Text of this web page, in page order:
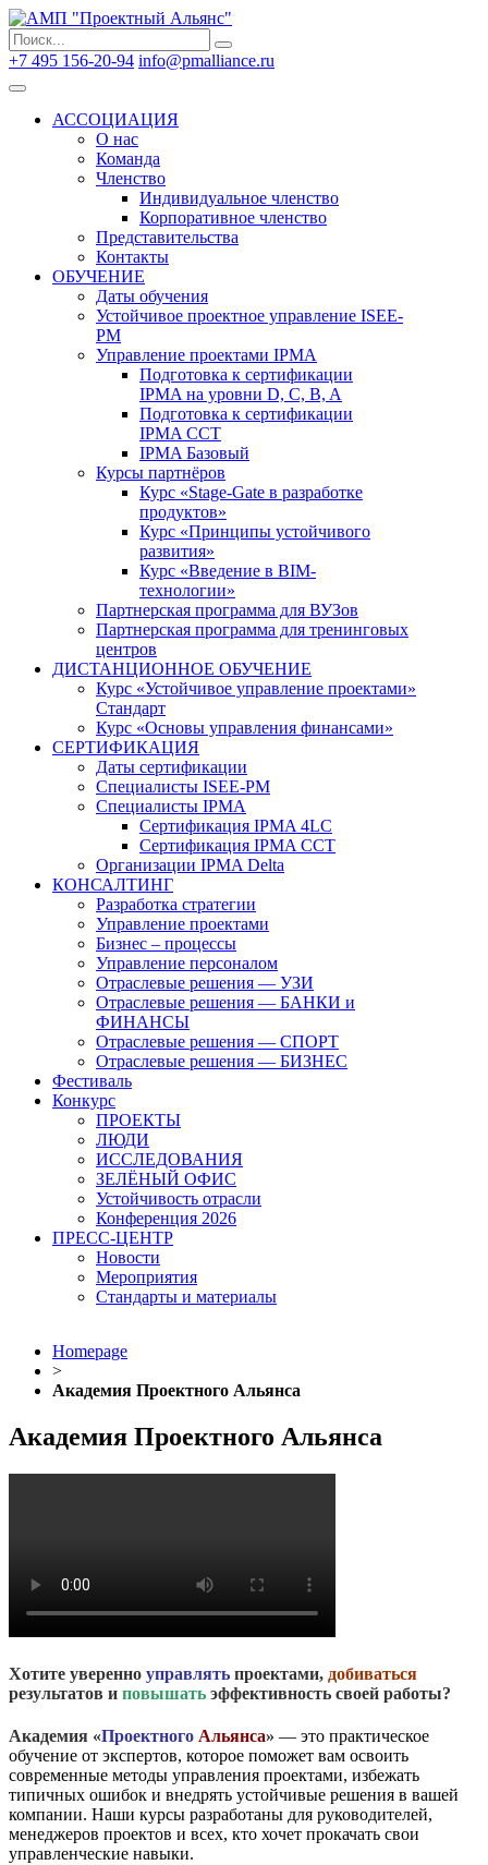
Search
for:
Search
+7 495 156-20-94 info@pmalliance.ru
АССОЦИАЦИЯ
О нас
Команда
Членство
Индивидуальное членство
Корпоративное членство
Представительства
Контакты
ОБУЧЕНИЕ
Даты обучения
Устойчивое проектное управление ISEE-
PM
Управление проектами IPMA
Подготовка к сертификации
IPMA на уровни D, C, B, A
Подготовка к сертификации
IPMA CCT
IPMA Базовый
Курсы партнёров
Курс «Stage-Gate в разработке
продуктов»
Курс «Принципы устойчивого
развития»
Курс «Введение в BIM-
технологии»
Партнерская программа для ВУЗов
Партнерская программа для тренинговых
центров
ДИСТАНЦИОННОЕ ОБУЧЕНИЕ
Курс «Устойчивое управление проектами»
Стандарт
Курс «Основы управления финансами»
СЕРТИФИКАЦИЯ
Даты сертификации
Специалисты ISEE-PM
Специалисты IPMA
Сертификация IPMA 4LC
Сертификация IPMA CCT
Организации IPMA Delta
КОНСАЛТИНГ
Разработка стратегии
Управление проектами
Бизнес – процессы
Управление персоналом
Отраслевые решения — УЗИ
Отраслевые решения — БАНКИ и
ФИНАНСЫ
Отраслевые решения — СПОРТ
Отраслевые решения — БИЗНЕС
Фестиваль
Конкурс
ПРОЕКТЫ
ЛЮДИ
ИССЛЕДОВАНИЯ
ЗЕЛЁНЫЙ ОФИС
Устойчивость отрасли
Конференция 2026
ПРЕСС-ЦЕНТР
Новости
Мероприятия
Стандарты и материалы
Homepage
>
Академия Проектного Альянса
Академия Проектного Альянса
Хотите уверенно управлять проектами, добиваться
результатов и повышать эффективность своей работы?
Академия «Проектного Альянса» — это практическое
обучение от экспертов, которое поможет вам освоить
современные методы управления проектами, избежать
типичных ошибок и внедрять устойчивые решения в вашей
компании. Наши курсы разработаны для руководителей,
менеджеров проектов и всех, кто хочет прокачать свои
управленческие навыки.